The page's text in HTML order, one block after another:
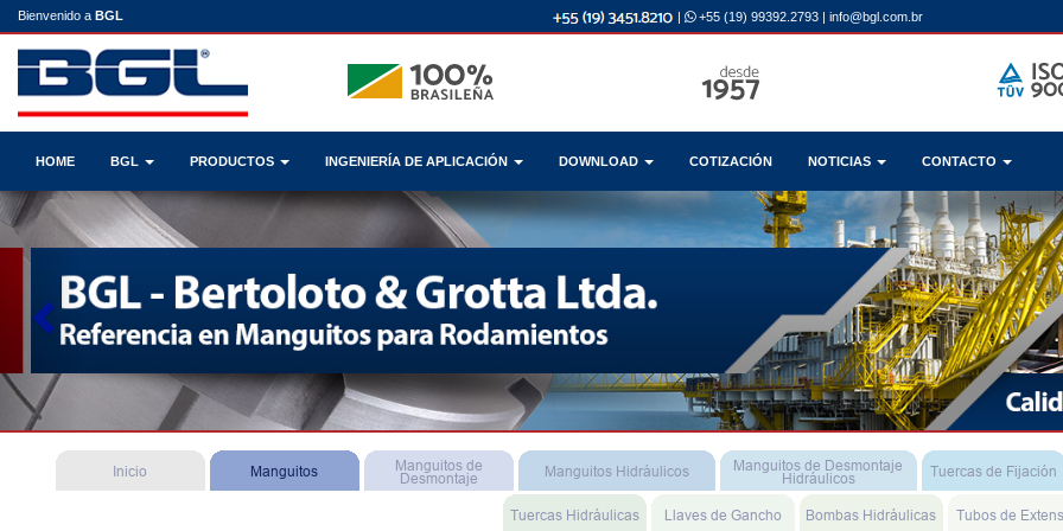
Bienvenido a BGL | +55 (19) 99392.2793 | info@bgl.com.br
HOME BGL PRODUCTOS INGENIERÍA DE APLICACIÓN DOWNLOAD COTIZACIÓN NOTICIAS CONTACTO
Previous